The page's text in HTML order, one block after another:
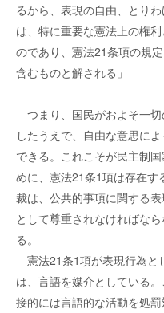
るから、表現の自由、とり
は、特に重要な憲法上の権
のであり、憲法21条項の規
含むものと解される」
つまり、国民がおよそ一
したうえで、自由な意思に
できる。これこそが民主制
めに、憲法21条1項は存在す
裁は、公共的事項に関する
として尊重されなければな
る。
憲法21条1項が表現行為と
は、言語を媒介としている
接的には言語的な活動を処